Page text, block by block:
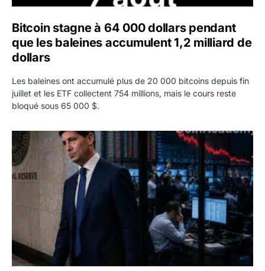
Bitcoin stagne à 64 000 dollars pendant
que les baleines accumulent 1,2 milliard de
dollars
Les baleines ont accumulé plus de 20 000 bitcoins depuis fin
juillet et les ETF collectent 754 millions, mais le cours reste
bloqué sous 65 000 $.
Kevin Warsh maintient sa communication minimaliste